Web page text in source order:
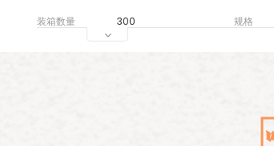
装箱数量 300 规格